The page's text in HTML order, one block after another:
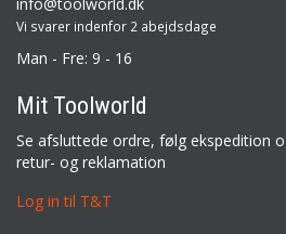
Vi svarer indenfor 2 abejdsdage
Man - Fre: 9 - 16
Mit Toolworld
Se afsluttede ordre, følg ekspedition
retur- og reklamation
Log in til T&T